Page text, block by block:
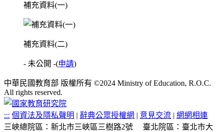
補充資料(一)
補充資料(二)
- 未公開 -(申請)
中華民國教育部 版權所有 ©2024 Ministry of Education, R.O.C.
All rights reserved.
::: 個資法及隱私聲明 | 辭典公眾授權網 | 意見交流 | 網網相連
三峽總院區：新北市三峽區三樹路2號
臺北院區：臺北市大